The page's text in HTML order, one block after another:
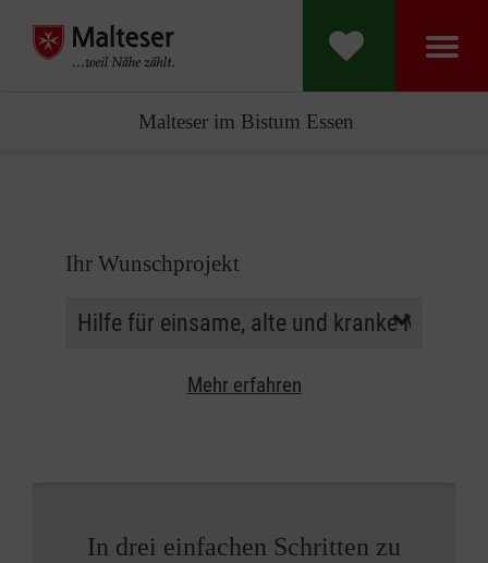
Malteser im Bistum Essen
Ihr Wunschprojekt
Mehr erfahren
In drei einfachen Schritten zu